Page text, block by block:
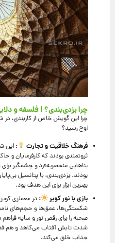
چرا یزدی‌بندی؟ | فلسفه و
چرا این گویش خاص از کاربندی،
اوج رسید؟
فرهنگ خلاقیت و تجارت : این
ثروتمندی بودند که کارفرمایان و
بناهایی منحصربه‌فرد و چشمگیر
بودند. یزدی‌بندی، با پتانسیل
بهترین ابزار برای این هدف بود.
بازی با نور کویر : در معماری
شکستگی‌ها، عمق‌ها و حجم‌های
صحنه را برای رقص نور و سایه فراهم
شدت تابش آفتاب می‌کاهد و هم
جذاب خلق می‌کند.